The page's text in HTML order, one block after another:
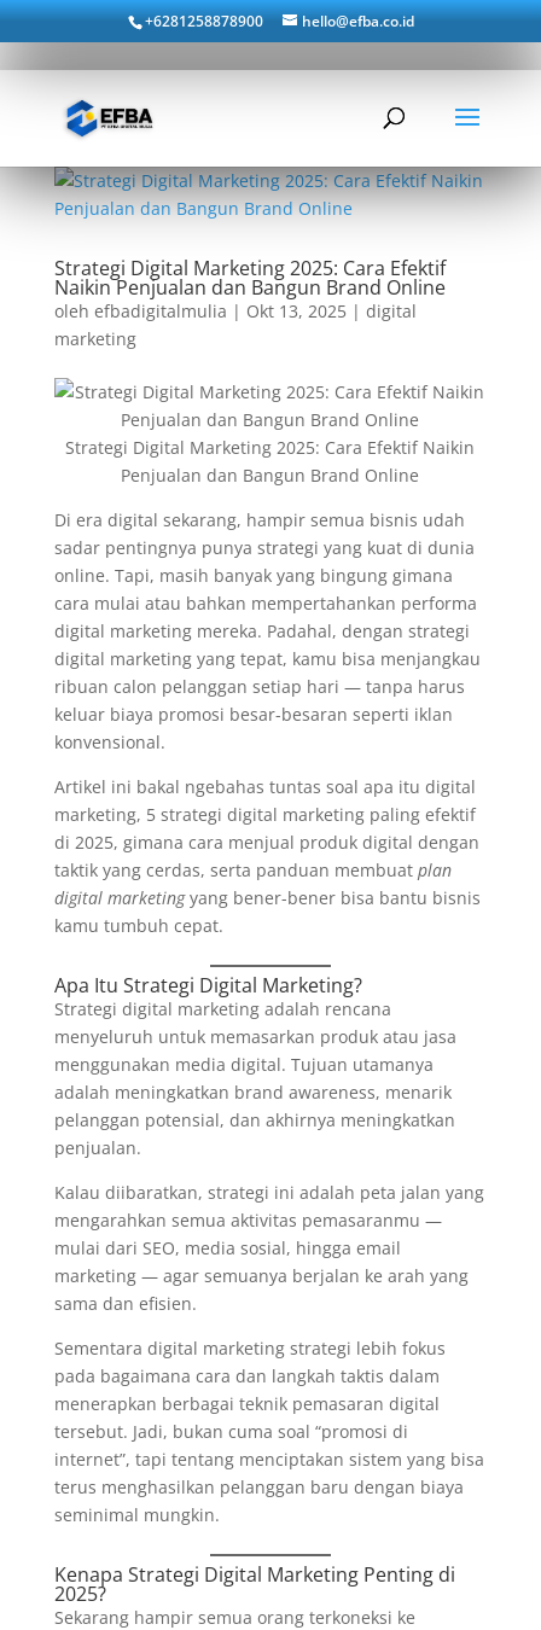
+6281258878900 hello@efba.co.id
Strategi Digital Marketing 2025: Cara Efektif
Naikin Penjualan dan Bangun Brand Online
oleh efbadigitalmulia | Okt 13, 2025| digital
marketing
Strategi Digital Marketing 2025: Cara Efektif Naikin
Penjualan dan Bangun Brand Online
Di era digital sekarang, hampir semua bisnis udah
sadar pentingnya punya strategi yang kuat di dunia
online. Tapi, masih banyak yang bingung gimana
cara mulai atau bahkan mempertahankan performa
digital marketing mereka. Padahal, dengan strategi
digital marketing yang tepat, kamu bisa menjangkau
ribuan calon pelanggan setiap hari — tanpa harus
keluar biaya promosi besar-besaran seperti iklan
konvensional.
Artikel ini bakal ngebahas tuntas soal apa itu digital
marketing, 5 strategi digital marketing paling efektif
di 2025, gimana cara menjual produk digital dengan
taktik yang cerdas, serta panduan membuat plan
digital marketingyang bener-bener bisa bantu bisnis
kamu tumbuh cepat.
Apa Itu Strategi Digital Marketing?
Strategi digital marketing adalah rencana
menyeluruh untuk memasarkan produk atau jasa
menggunakan media digital. Tujuan utamanya
adalah meningkatkan brand awareness, menarik
pelanggan potensial, dan akhirnya meningkatkan
penjualan.
Kalau diibaratkan, strategi ini adalah peta jalan yang
mengarahkan semua aktivitas pemasaranmu —
mulai dari SEO, media sosial, hingga email
marketing — agar semuanya berjalan ke arah yang
sama dan efisien.
Sementara digital marketing strategi lebih fokus
pada bagaimana cara dan langkah taktis dalam
menerapkan berbagai teknik pemasaran digital
tersebut. Jadi, bukan cuma soal “promosi di
internet”, tapi tentang menciptakan sistem yang bisa
terus menghasilkan pelanggan baru dengan biaya
seminimal mungkin.
Kenapa Strategi Digital Marketing Penting di
2025?
Sekarang hampir semua orang terkoneksi ke